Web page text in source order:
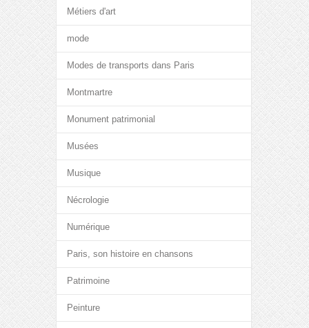
Métiers d'art
mode
Modes de transports dans Paris
Montmartre
Monument patrimonial
Musées
Musique
Nécrologie
Numérique
Paris, son histoire en chansons
Patrimoine
Peinture